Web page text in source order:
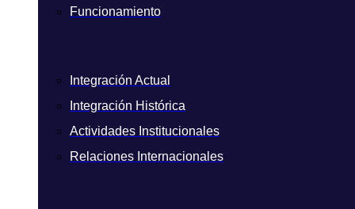
Funcionamiento
Integración Actual
Integración Histórica
Actividades Institucionales
Relaciones Internacionales